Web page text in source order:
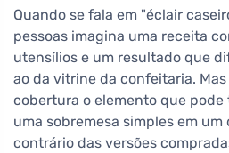
Quando se fala em "éclair
pessoas imagina uma receita
utensílios e um resultado que
ao da vitrine da confeitaria.
cobertura o elemento que
uma sobremesa simples em
contrário das versões